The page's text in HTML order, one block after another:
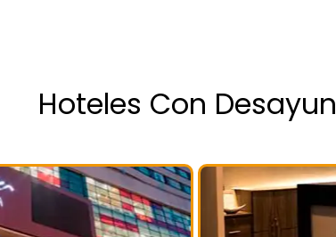
Hoteles Con